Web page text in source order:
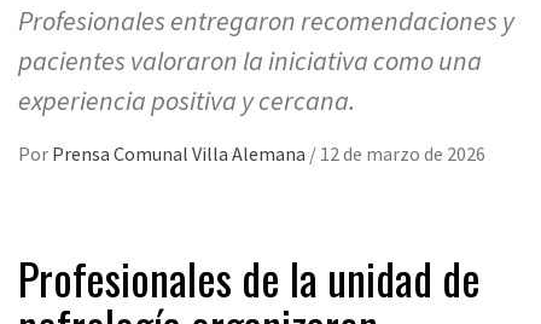
Profesionales entregaron recomendaciones y
pacientes valoraron la iniciativa como una
experiencia positiva y cercana.
Por Prensa Comunal Villa Alemana / 12 de marzo de 2026
Profesionales de la unidad de